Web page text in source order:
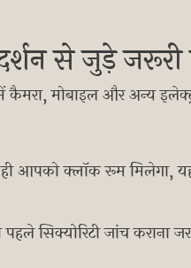
से जुड़े जरूरी
कैमरा, मोबाइल और अन्य
आपको क्लॉक रूम मिलेगा,
सिक्योरिटी जांच कराना